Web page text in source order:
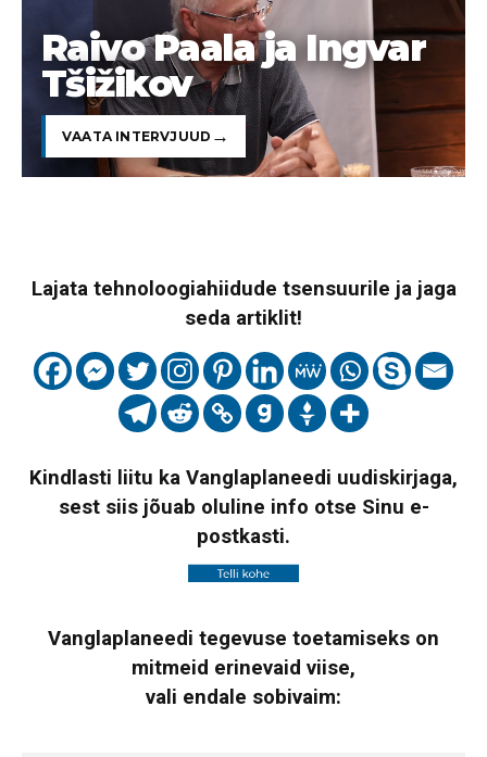
Raivo Paala ja Ingvar
Tšižikov
VAATA INTERVJUUD
Lajata tehnoloogiahiidude tsensuurile ja jaga
seda artiklit!
Kindlasti liitu ka Vanglaplaneedi uudiskirjaga,
sest siis jõuab oluline info otse Sinu e-
postkasti.
Vanglaplaneedi tegevuse toetamiseks on
mitmeid erinevaid viise,
vali endale sobivaim: